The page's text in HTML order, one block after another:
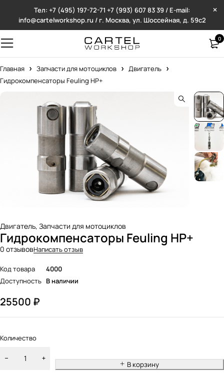
Тел: +7 (495) 197-72-71 +7 (993) 607 83 39 / E-mail:
info@cartelworkshop.ru / г. Москва, ул. Шоссейная, д. 59с2
0
Главная Запчасти для мотоциклов
Двигатель
Гидрокомпенсаторы Feuling HP+
Двигатель, Запчасти для мотоциклов
Гидрокомпенсаторы Feuling HP+
0 отзывовНаписать отзыв
Код товара
4000
Доступность В наличии
25500 ₽
Количество
В корзину